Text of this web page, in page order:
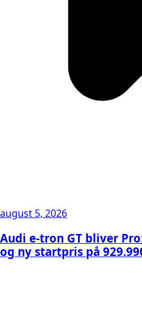
august 5, 2026
Audi e-tron GT bliver
og ny startpris på